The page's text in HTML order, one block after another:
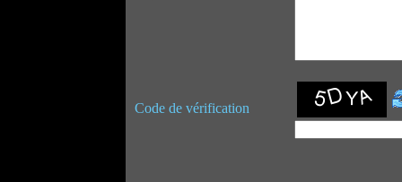
Code de vérification